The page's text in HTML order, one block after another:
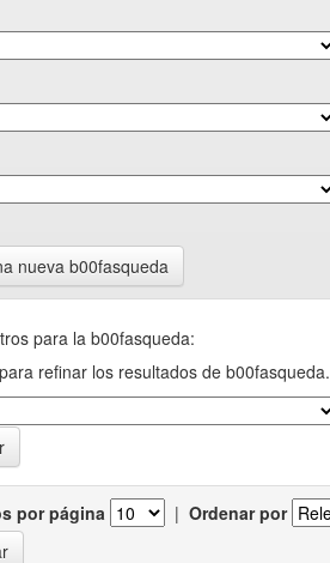
nueva b00fasqueda
para la b00fasqueda:
refinar los resultados de b00fasqueda.
por página | Ordenar por